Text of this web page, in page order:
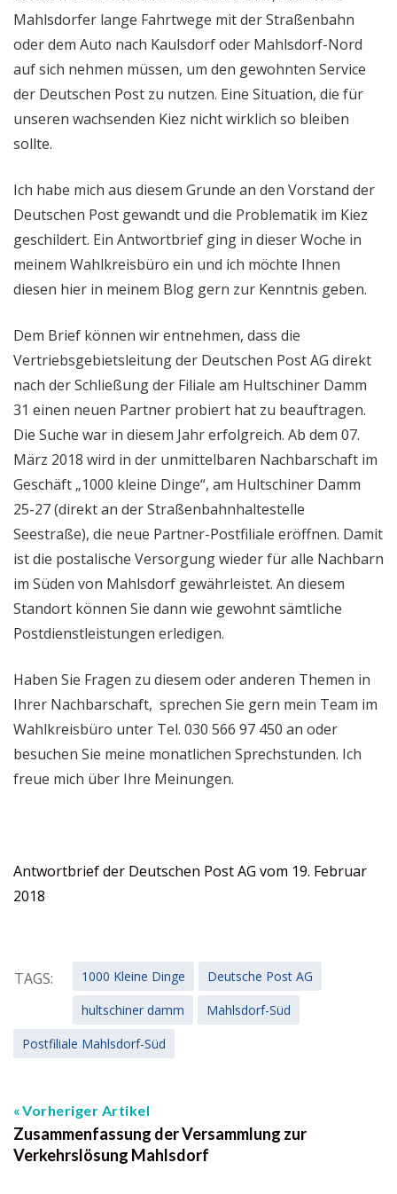
Mahlsdorfer lange Fahrtwege mit der Straßenbahn
oder dem Auto nach Kaulsdorf oder Mahlsdorf-Nord
auf sich nehmen müssen, um den gewohnten Service
der Deutschen Post zu nutzen. Eine Situation, die für
unseren wachsenden Kiez nicht wirklich so bleiben
sollte.
Ich habe mich aus diesem Grunde an den Vorstand der
Deutschen Post gewandt und die Problematik im Kiez
geschildert. Ein Antwortbrief ging in dieser Woche in
meinem Wahlkreisbüro ein und ich möchte Ihnen
diesen hier in meinem Blog gern zur Kenntnis geben.
Dem Brief können wir entnehmen, dass die
Vertriebsgebietsleitung der Deutschen Post AG direkt
nach der Schließung der Filiale am Hultschiner Damm
31 einen neuen Partner probiert hat zu beauftragen.
Die Suche war in diesem Jahr erfolgreich. Ab dem 07.
März 2018 wird in der unmittelbaren Nachbarschaft im
Geschäft „1000 kleine Dinge“, am Hultschiner Damm
25-27 (direkt an der Straßenbahnhaltestelle
Seestraße), die neue Partner-Postfiliale eröffnen. Damit
ist die postalische Versorgung wieder für alle Nachbarn
im Süden von Mahlsdorf gewährleistet. An diesem
Standort können Sie dann wie gewohnt sämtliche
Postdienstleistungen erledigen.
Haben Sie Fragen zu diesem oder anderen Themen in
Ihrer Nachbarschaft, sprechen Sie gern mein Team im
Wahlkreisbüro unter Tel. 030 566 97 450 an oder
besuchen Sie meine monatlichen Sprechstunden. Ich
freue mich über Ihre Meinungen.
Antwortbrief der Deutschen Post AG vom 19. Februar
2018
TAGS: 1000 Kleine Dinge
Deutsche Post AG
hultschiner damm
Mahlsdorf-Süd
Postfiliale Mahlsdorf-Süd
Vorheriger Artikel
Zusammenfassung der Versammlung zur
Verkehrslösung Mahlsdorf